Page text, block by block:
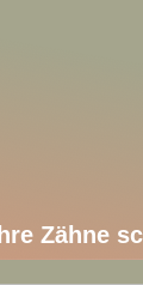
Zähne